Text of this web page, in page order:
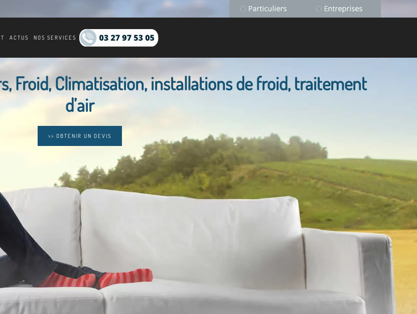
ACTUS NOS SERVICES
Froid, Climatisation, installations de froid, traitement
d’air
>> OBTENIR UN DEVIS